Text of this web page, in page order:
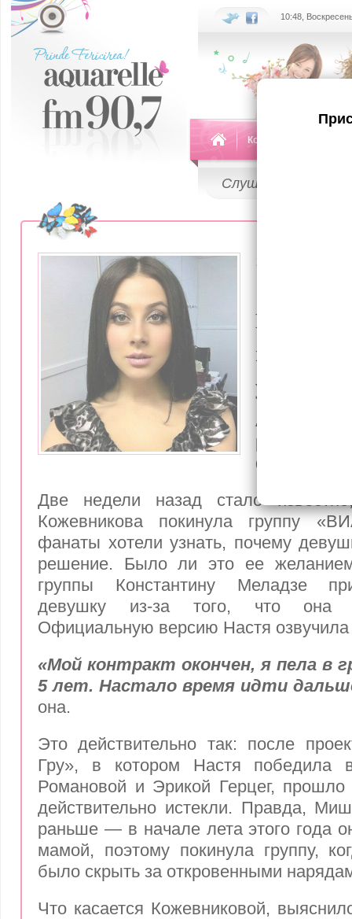
10:48,
Команда
Слушай
Гры»
ухода из
фанатами.
Две недели назад стало
Кожевникова покинула группу
фанаты хотели узнать, почему
решение. Было ли это ее
группы Константину Меладзе
девушку из-за того, что она
Официальную версию Настя
«Мой контракт окончен, я пела в
5 лет. Настало время идти
она.
Это действительно так: после
Гру», в котором Настя победила
Романовой и Эрикой Герцег, прошло
действительно истекли. Правда,
раньше — в начале лета этого года
мамой, поэтому покинула группу,
было скрыть за откровенными
Что касается Кожевниковой,